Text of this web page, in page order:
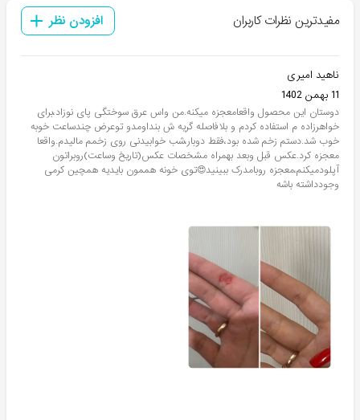
مفیدترین نظرات کاربران افزودن نظر
ناهید امیری
11 بهمن 1402
دوستان این محصول واقعامعجزه میکنه.من واس عرق سوختگی پای نوزاد،برای
خواهرزاده م استفاده کردم و بلافاصله گریه ش بنداومدو توعرض چندساعت خوبه
خوب شد.دستم زخم شده بود،فقط دوبار،شب خوابیدنی روی زخمم مالیدم.واقعا
معجزه کرد.عکس قبل وبعد بهمراه مشخصات عکس(تاریخ وساعت)روبراتون
آپلودمیکنم،معجزه روبامدرک ببینید😍توی خونه هممون بایدیه همچین کرمی
وجودداشته باشه